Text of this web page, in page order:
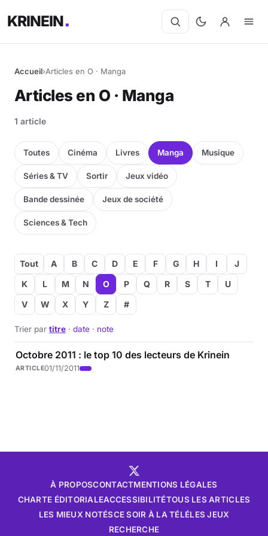
KRINEIN
Accueil›Articles en O · Manga
Articles en O · Manga
1 article
Toutes Cinéma Livres Manga Musique
Séries & TV Sortir Jeux vidéo
Bande dessinée Jeux de société
Sciences & Tech
Tout A B C D E F G H I
J
K
L M N O P Q R S T
U
V
W X Y Z #
Trier par titre · date · note
Octobre 2011 : le top 10 des lecteurs de Krinein
ARTICLE01/11/2011
À PROPOSCONTACTMENTIONS LÉGALES
CHARTE ÉDITORIALEACCESSIBILITÉTOUS LES ARTICLES
LES MIEUX NOTÉSCE SOIR À LA TÉLÉLES JEUX
RECHERCHE